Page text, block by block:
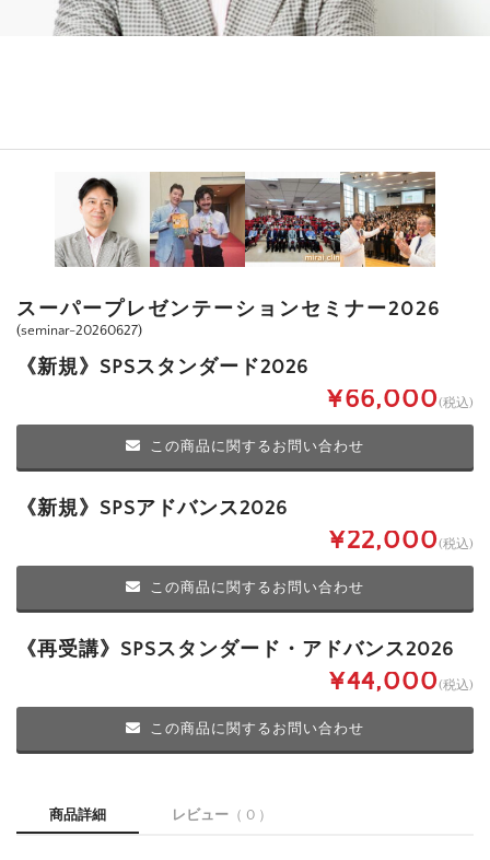
スーパープレゼンテーションセミナー2026
(seminar-20260627)
《新規》SPSスタンダード2026
¥66,000(税込)
この商品に関するお問い合わせ
《新規》SPSアドバンス2026
¥22,000(税込)
この商品に関するお問い合わせ
《再受講》SPSスタンダード・アドバンス2026
¥44,000(税込)
この商品に関するお問い合わせ
商品詳細 レビュー （ 0 ）